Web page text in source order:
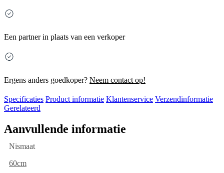
Een partner in plaats van een verkoper
Ergens anders goedkoper? Neem contact op!
Specificaties Product informatie Klantenservice Verzendinformatie
Gerelateerd
Aanvullende informatie
Nismaat
60cm